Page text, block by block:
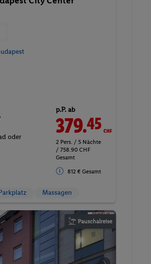
oder
p.P. ab
379.45CHF
2 Pers. / 5 Nächte
/ 758.90 CHF
Gesamt
812 € Gesamt
Massagen
Pauschalreise